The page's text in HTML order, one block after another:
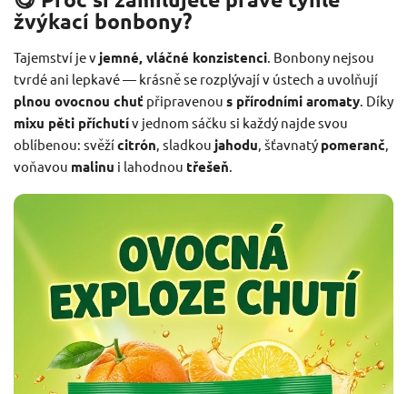
žvýkací bonbony?
Tajemství je vjemné, vláčné konzistenci . Bonbony nejsou
tvrdé ani lepkavé — krásně se rozplývají v ústech a uvolňují
plnou ovocnou chuť připravenou s přírodními aromaty . Díky
mixu pěti příchutív jednom sáčku si každý najde svou
oblíbenou: svěžícitrón , sladkou jahodu , šťavnatý pomeranč
voňavou malinu i lahodnou třešeň